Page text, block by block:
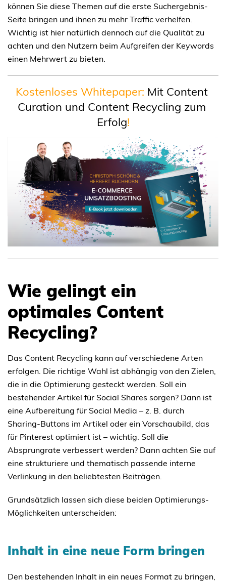
können Sie diese Themen auf die erste Suchergebnis-
Seite bringen und ihnen zu mehr Traffic verhelfen.
Wichtig ist hier natürlich dennoch auf die Qualität zu
achten und den Nutzern beim Aufgreifen der Keywords
einen Mehrwert zu bieten.
Kostenloses Whitepaper: Mit Content
Curation und Content Recycling zum
Erfolg!
Wie gelingt ein
optimales Content
Recycling?
Das Content Recycling kann auf verschiedene Arten
erfolgen. Die richtige Wahl ist abhängig von den Zielen,
die in die Optimierung gesteckt werden. Soll ein
bestehender Artikel für Social Shares sorgen? Dann ist
eine Aufbereitung für Social Media – z. B. durch
Sharing-Buttons im Artikel oder ein Vorschaubild, das
für Pinterest optimiert ist – wichtig. Soll die
Absprungrate verbessert werden? Dann achten Sie auf
eine strukturiere und thematisch passende interne
Verlinkung in den beliebtesten Beiträgen.
Grundsätzlich lassen sich diese beiden Optimierungs-
Möglichkeiten unterscheiden:
Inhalt in eine neue Form bringen
Den bestehenden Inhalt in ein neues Format zu bringen,